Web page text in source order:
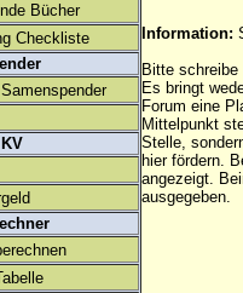
Bücher
Checkliste
Information:
Bitte
Es bringt
Forum eine
Mittelpunkt
Stelle,
hier fördern.
angezeigt.
ausgegeben.